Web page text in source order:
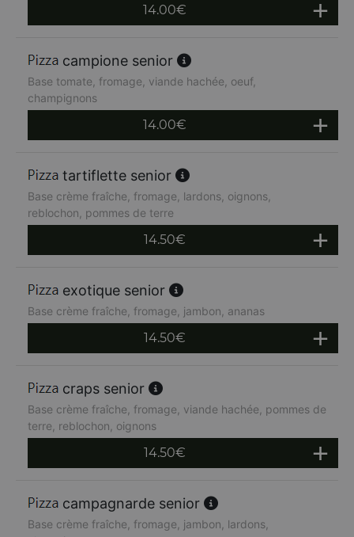
14.00€
campione senior
Base tomate, fromage, viande hachée, oeuf,
champignons
14.00€
tartiflette senior
Base crème fraîche, fromage, lardons, oignons,
reblochon, pommes de terre
14.50€
exotique senior
Base crème fraîche, fromage, jambon, ananas
14.50€
craps senior
Base crème fraîche, fromage, viande hachée, pommes de
terre, reblochon, oignons
14.50€
campagnarde senior
Base crème fraîche, fromage, jambon, lardons,